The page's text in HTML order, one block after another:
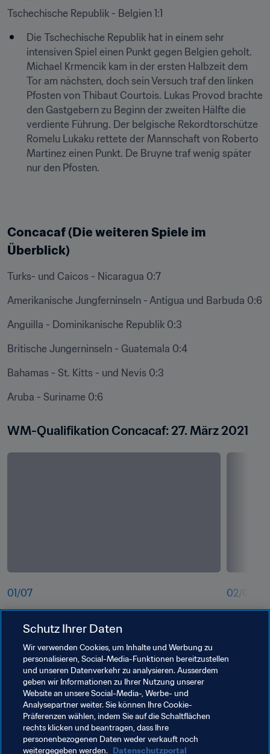
Tschechische Republik - Belgien 1:1
Die Tschechische Republik hat in einem sehr
intensiven Spiel einen Punkt gegen Belgien geholt.
Michael Krmencik kam in der ersten Halbzeit dem
Tor am nächsten, doch sein Versuch traf den linken
Pfosten von Thibaut Courtois. Lukas Provod brachte
den Gastgebern zu Beginn der zweiten Hälfte die
verdiente Führung. Der belgische Rekordtorschütze
Romelu Lukaku rettete der Mannschaft von Roberto
Martinez einen Punkt. De Bruyne traf wenig später
nur den Pfosten.
Concacaf (Die weiteren Spiele im
Überblick)
Turks- und Caicos - Nicaragua 0:7
Amerikanische Jungferninseln - Antigua und Barbuda 0:6
Anguilla - Dominikanische Republik 0:3
Britische Jungerninseln - Guatemala 0:4
Bahamas - St. Kitts - und Nevis 0:3
Aruba - Suriname 0:6
WM-Qualifikation Concacaf: 27. März 2021
01 /07
ti0yjftqx2fc76xadakl.jpg
02/07
Schutz Ihrer Daten
Wir verwenden Cookies, um Inhalte und Werbung zu
personalisieren, Social-Media-Funktionen bereitzustellen
und unseren Datenverkehr zu analysieren. Ausserdem
geben wir Informationen zu Ihrer Nutzung unserer
Website an unsere Social-Media-, Werbe- und
Analysepartner weiter. Sie können Ihre Cookie-
Präferenzen wählen, indem Sie auf die Schaltflächen
rechts klicken und beantragen, dass Ihre
personenbezogenen Daten weder verkauft noch
weitergegeben werden. Datenschutzportal